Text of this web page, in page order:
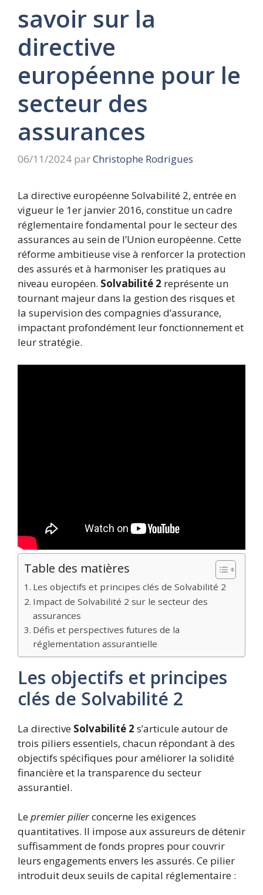
savoir sur la
directive
européenne pour le
secteur des
assurances
06/11/2024 parChristophe Rodrigues
La directive européenne Solvabilité 2, entrée en
vigueur le 1er janvier 2016, constitue un cadre
réglementaire fondamental pour le secteur des
assurances au sein de l’Union européenne. Cette
réforme ambitieuse vise à renforcer la protection
des assurés et à harmoniser les pratiques au
niveau européen. Solvabilité 2 représente un
tournant majeur dans la gestion des risques et
la supervision des compagnies d’assurance,
impactant profondément leur fonctionnement et
leur stratégie.
Table des matières
Les objectifs et principes clés de Solvabilité 2
Impact de Solvabilité 2 sur le secteur des
assurances
Défis et perspectives futures de la
réglementation assurantielle
Les objectifs et principes
clés de Solvabilité 2
La directive Solvabilité 2 s’articule autour de
trois piliers essentiels, chacun répondant à des
objectifs spécifiques pour améliorer la solidité
financière et la transparence du secteur
assurantiel.
Lepremier pilierconcerne les exigences
quantitatives. Il impose aux assureurs de détenir
suffisamment de fonds propres pour couvrir
leurs engagements envers les assurés. Ce pilier
introduit deux seuils de capital réglementaire :